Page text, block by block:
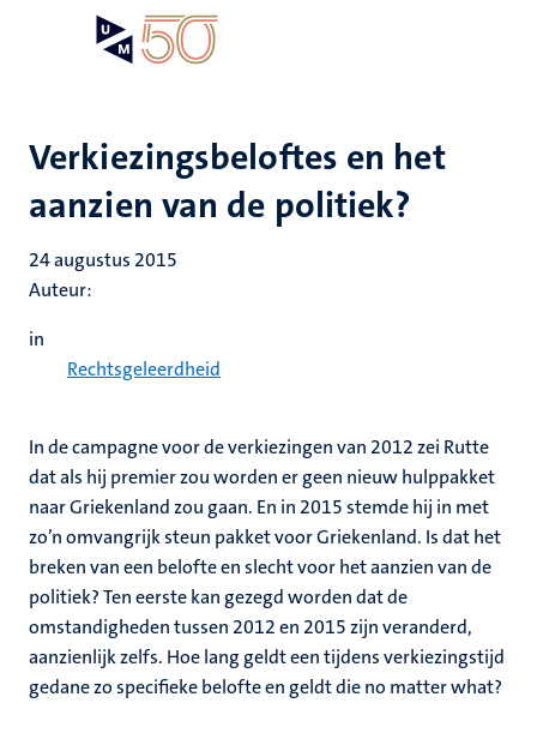
gaanVerkiezingsbeloftes en het
aanzien van de politiek?
24 augustus 2015
Auteur:
in
Rechtsgeleerdheid
In de campagne voor de verkiezingen van 2012 zei Rutte
dat als hij premier zou worden er geen nieuw hulppakket
naar Griekenland zou gaan. En in 2015 stemde hij in met
zo’n omvangrijk steun pakket voor Griekenland. Is dat het
breken van een belofte en slecht voor het aanzien van de
politiek? Ten eerste kan gezegd worden dat de
omstandigheden tussen 2012 en 2015 zijn veranderd,
aanzienlijk zelfs. Hoe lang geldt een tijdens verkiezingstijd
gedane zo specifieke belofte en geldt die no matter what?